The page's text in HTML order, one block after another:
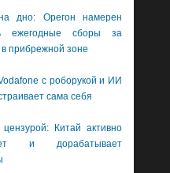
дно: Орегон намерен
ежегодные сборы за
прибрежной зоне
с роборукой и ИИ
сама себя
цензурой: Китай активно
и дорабатывает